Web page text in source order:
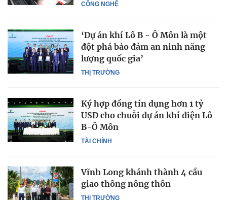
CÔNG NGHỆ
THỊ TRƯỜNG
‘Dự án khí Lô B - Ô Môn là một
đột phá bảo đảm an ninh năng
lượng quốc gia’
TÀI CHÍNH
Ký hợp đồng tín dụng hơn 1 tỷ
USD cho chuỗi dự án khí điện Lô
B-Ô Môn
THỊ TRƯỜNG
Vĩnh Long khánh thành 4 cầu
giao thông nông thôn